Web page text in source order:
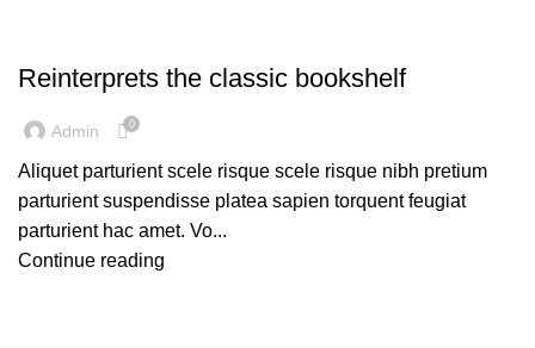
Reinterprets the classic bookshelf
Admin 0
Aliquet parturient scele risque scele risque nibh pretium
parturient suspendisse platea sapien torquent feugiat
parturient hac amet. Vo...
Continue reading